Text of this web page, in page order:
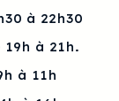
à 22h30
à 21h.
à 11h